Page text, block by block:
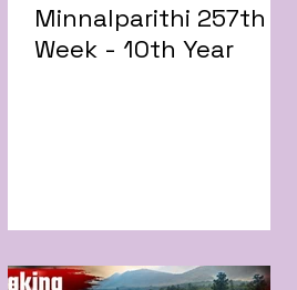
Minnalparithi 257th
Week - 10th Year